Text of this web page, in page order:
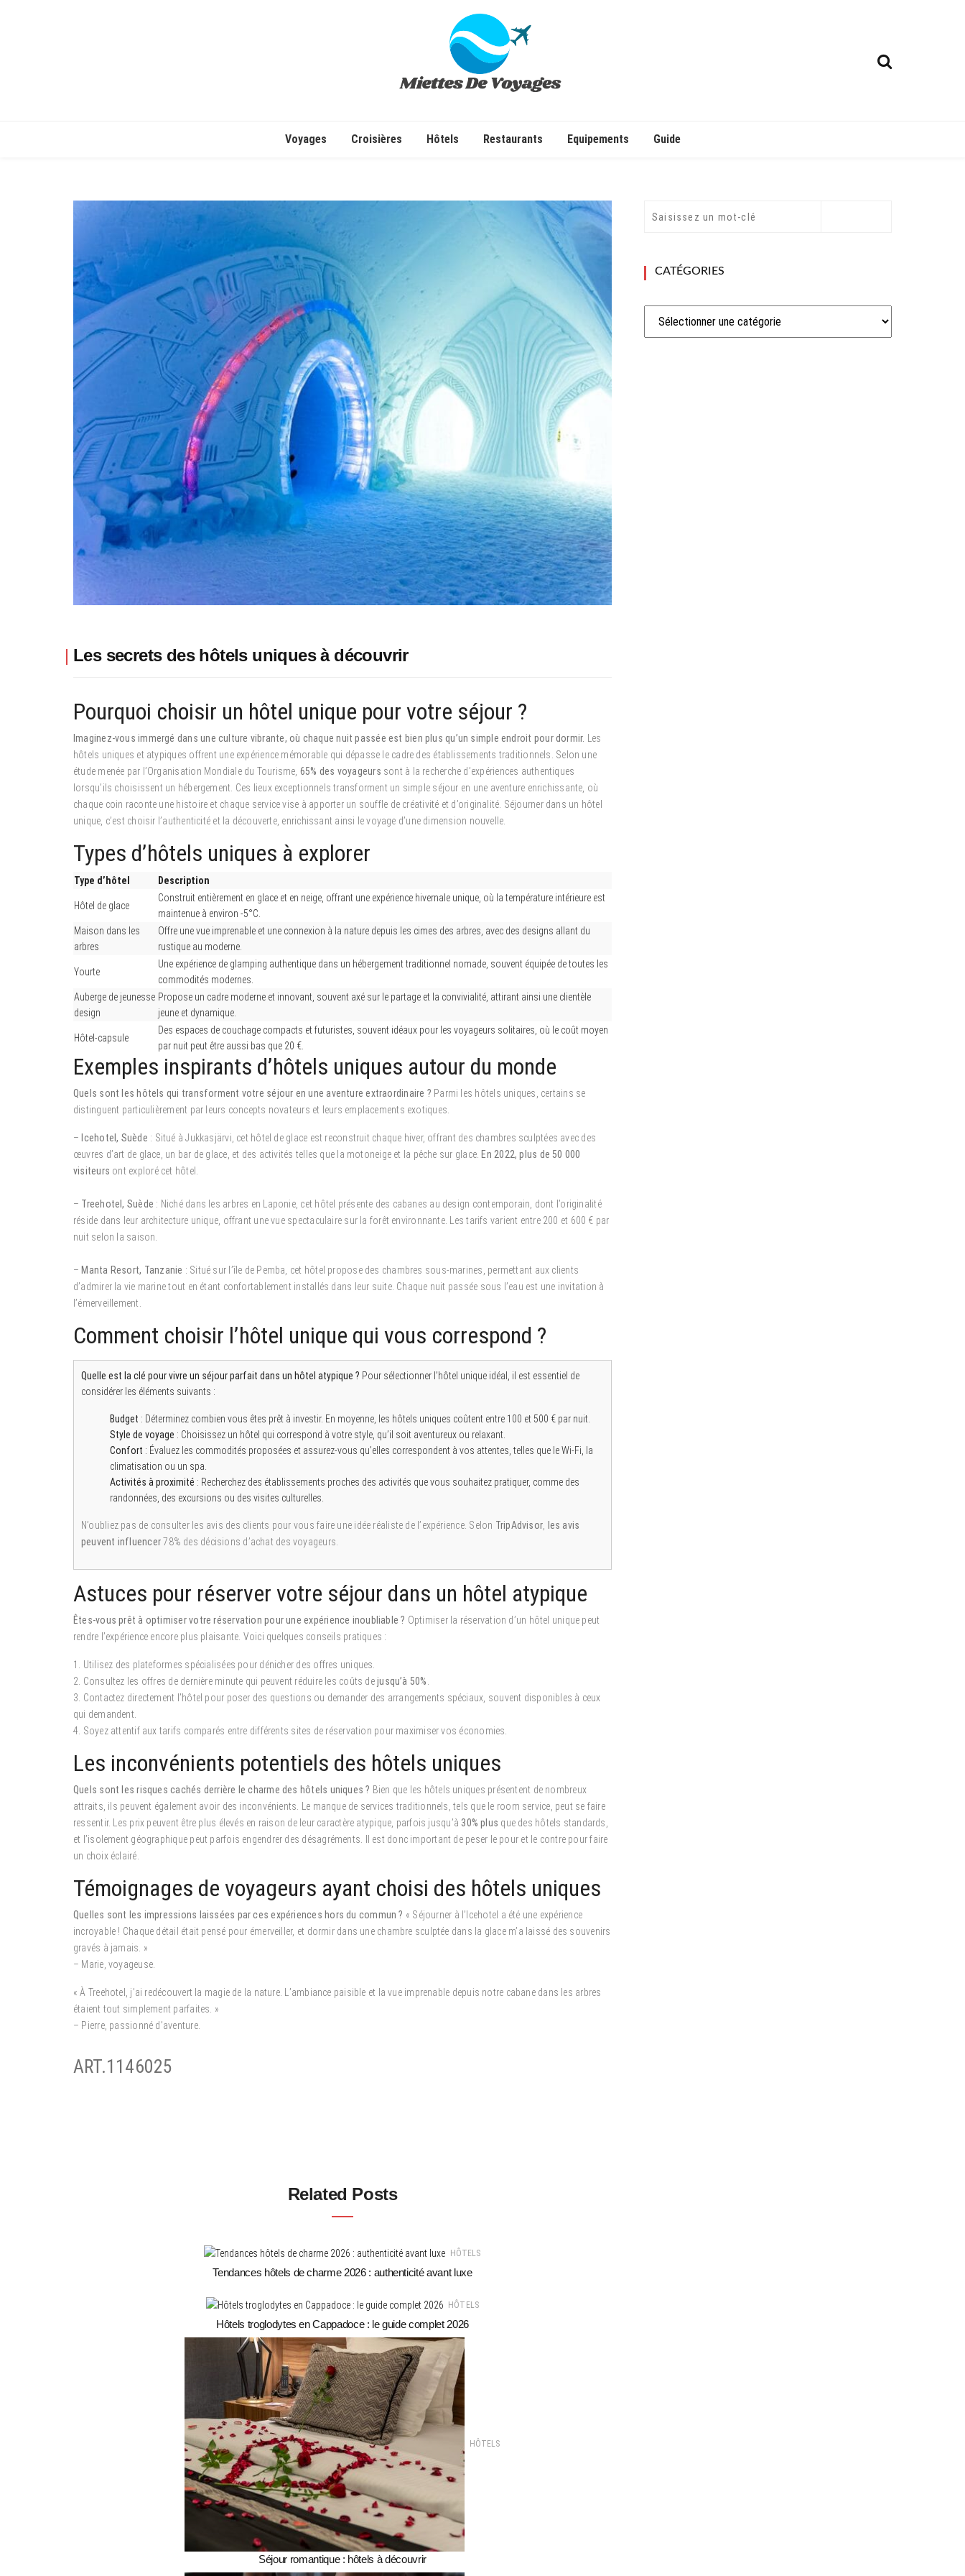
Voyages Croisières Hôtels Restaurants Equipements Guide
Les secrets des hôtels uniques à découvrir
Pourquoi choisir un hôtel unique pour votre séjour ?
Imaginez-vous immergé dans une culture vibrante, où chaque nuit passée est bien plus qu’un simple endroit pour dormir. Les
hôtels uniques et atypiques offrent une expérience mémorable qui dépasse le cadre des établissements traditionnels. Selon une
étude menée par l’Organisation Mondiale du Tourisme, 65% des voyageurs sont à la recherche d’expériences authentiques
lorsqu’ils choisissent un hébergement. Ces lieux exceptionnels transforment un simple séjour en une aventure enrichissante, où
chaque coin raconte une histoire et chaque service vise à apporter un souffle de créativité et d’originalité. Séjourner dans un hôtel
unique, c’est choisir l’authenticité et la découverte, enrichissant ainsi le voyage d’une dimension nouvelle.
Types d’hôtels uniques à explorer
Type d’hôtel Description
Hôtel de glace
Construit entièrement en glace et en neige, offrant une expérience hivernale unique, où la température intérieure est
maintenue à environ -5°C.
Maison dans les
arbres
Offre une vue imprenable et une connexion à la nature depuis les cimes des arbres, avec des designs allant du
rustique au moderne.
Yourte
Une expérience de glamping authentique dans un hébergement traditionnel nomade, souvent équipée de toutes les
commodités modernes.
Auberge de jeunesse
design
Propose un cadre moderne et innovant, souvent axé sur le partage et la convivialité, attirant ainsi une clientèle
jeune et dynamique.
Hôtel-capsule
Des espaces de couchage compacts et futuristes, souvent idéaux pour les voyageurs solitaires, où le coût moyen
par nuit peut être aussi bas que 20 €.
Exemples inspirants d’hôtels uniques autour du monde
Quels sont les hôtels qui transforment votre séjour en une aventure extraordinaire ? Parmi les hôtels uniques, certains se
distinguent particulièrement par leurs concepts novateurs et leurs emplacements exotiques.
–Icehotel, Suède : Situé à Jukkasjärvi, cet hôtel de glace est reconstruit chaque hiver, offrant des chambres sculptées avec des
œuvres d’art de glace, un bar de glace, et des activités telles que la motoneige et la pêche sur glace.En 2022, plus de 50 000
visiteurs ont exploré cet hôtel.
– Treehotel, Suède : Niché dans les arbres en Laponie, cet hôtel présente des cabanes au design contemporain, dont l’originalité
réside dans leur architecture unique, offrant une vue spectaculaire sur la forêt environnante. Les tarifs varient entre 200 et 600 € par
nuit selon la saison.
–Manta Resort, Tanzanie : Situé sur l’île de Pemba, cet hôtel propose des chambres sous-marines, permettant aux clients
d’admirer la vie marine tout en étant confortablement installés dans leur suite. Chaque nuit passée sous l’eau est une invitation à
l’émerveillement.
Comment choisir l’hôtel unique qui vous correspond ?
Quelle est la clé pour vivre un séjour parfait dans un hôtel atypique ? Pour sélectionner l’hôtel unique idéal, il est essentiel de
considérer les éléments suivants :
Budget : Déterminez combien vous êtes prêt à investir. En moyenne, les hôtels uniques coûtent entre 100 et 500 € par nuit.
Style de voyage : Choisissez un hôtel qui correspond à votre style, qu’il soit aventureux ou relaxant.
Confort : Évaluez les commodités proposées et assurez-vous qu’elles correspondent à vos attentes, telles que le Wi-Fi, la
climatisation ou un spa.
Activités à proximité : Recherchez des établissements proches des activités que vous souhaitez pratiquer, comme des
randonnées, des excursions ou des visites culturelles.
N’oubliez pas de consulter les avis des clients pour vous faire une idée réaliste de l’expérience. Selon TripAdvisor les avis
peuvent influencer78% des décisions d’achat des voyageurs.
Astuces pour réserver votre séjour dans un hôtel atypique
Êtes-vous prêt à optimiser votre réservation pour une expérience inoubliable ? Optimiser la réservation d’un hôtel unique peut
rendre l’expérience encore plus plaisante. Voici quelques conseils pratiques :
1. Utilisez des plateformes spécialisées pour dénicher des offres uniques.
2. Consultez les offres de dernière minute qui peuvent réduire les coûts dejusqu’à 50%
3. Contactez directement l’hôtel pour poser des questions ou demander des arrangements spéciaux, souvent disponibles à ceux
qui demandent.
4. Soyez attentif aux tarifs comparés entre différents sites de réservation pour maximiser vos économies.
Les inconvénients potentiels des hôtels uniques
Quels sont les risques cachés derrière le charme des hôtels uniques ? Bien que les hôtels uniques présentent de nombreux
attraits, ils peuvent également avoir des inconvénients. Le manque de services traditionnels, tels que le room service, peut se faire
ressentir. Les prix peuvent être plus élevés en raison de leur caractère atypique, parfois jusqu’à 30% plus que des hôtels standards,
et l’isolement géographique peut parfois engendrer des désagréments. Il est donc important de peser le pour et le contre pour faire
un choix éclairé.
Témoignages de voyageurs ayant choisi des hôtels uniques
Quelles sont les impressions laissées par ces expériences hors du commun ? « Séjourner à l’Icehotel a été une expérience
incroyable ! Chaque détail était pensé pour émerveiller, et dormir dans une chambre sculptée dans la glace m’a laissé des souvenirs
gravés à jamais. »
– Marie, voyageuse.
« À Treehotel, j’ai redécouvert la magie de la nature. L’ambiance paisible et la vue imprenable depuis notre cabane dans les arbres
étaient tout simplement parfaites. »
– Pierre, passionné d’aventure.
ART.1146025
Related Posts
HÔTELS
Tendances hôtels de charme 2026 : authenticité avant luxe
HÔTELS
Hôtels troglodytes en Cappadoce : le guide complet 2026
HÔTELS
Séjour romantique : hôtels à découvrir
CATÉGORIES